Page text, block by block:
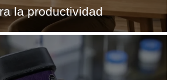
la productividad